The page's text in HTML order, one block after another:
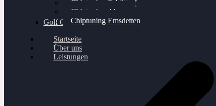
Chiptuning Schüttorf
Chiptuning Ahaus
Chiptuning Emsdetten
Golf Gewinnspiel
Startseite
Über uns
Leistungen